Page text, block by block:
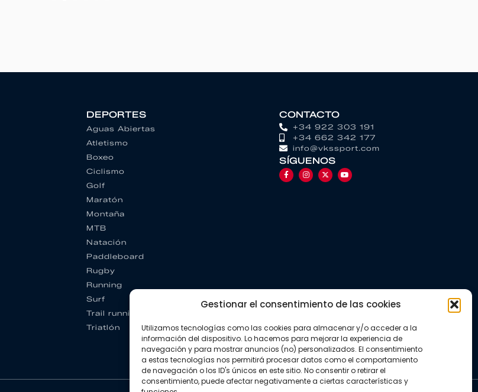
Gestionar el consentimiento de las cookies
Utilizamos tecnologías como las cookies para almacenar y/o acceder a la
información del dispositivo. Lo hacemos para mejorar la experiencia de
navegación y para mostrar anuncios (no) personalizados. El consentimiento
a estas tecnologías nos permitirá procesar datos como el comportamiento
de navegación o los ID's únicos en este sitio. No consentir o retirar el
consentimiento, puede afectar negativamente a ciertas características y
DEPORTES
Aguas Abiertas
Atletismo
Boxeo
Ciclismo
Golf
Maratón
Montaña
MTB
Natación
Paddleboard
Rugby
Running
Surf
Trail running
Triatlón
CONTACTO
+34 922 303 191
+34 662 342 177
info@vkssport.com
SÍGUENOS